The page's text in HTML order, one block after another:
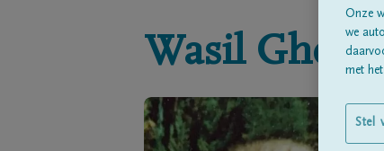
Wasil
Onze
we
met
Stel